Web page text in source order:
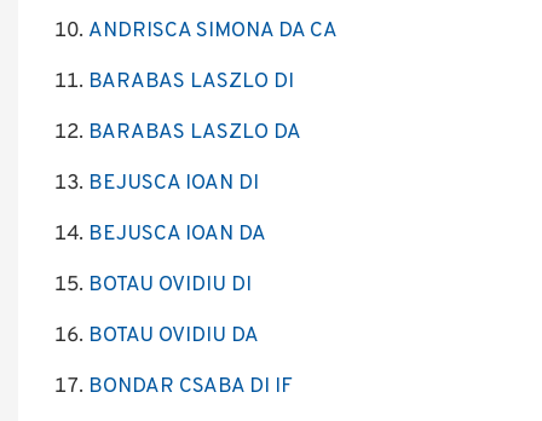
ANDRISCA SIMONA DA CA
BARABAS LASZLO DI
BARABAS LASZLO DA
BEJUSCA IOAN DI
BEJUSCA IOAN DA
BOTAU OVIDIU DI
BOTAU OVIDIU DA
BONDAR CSABA DI IF